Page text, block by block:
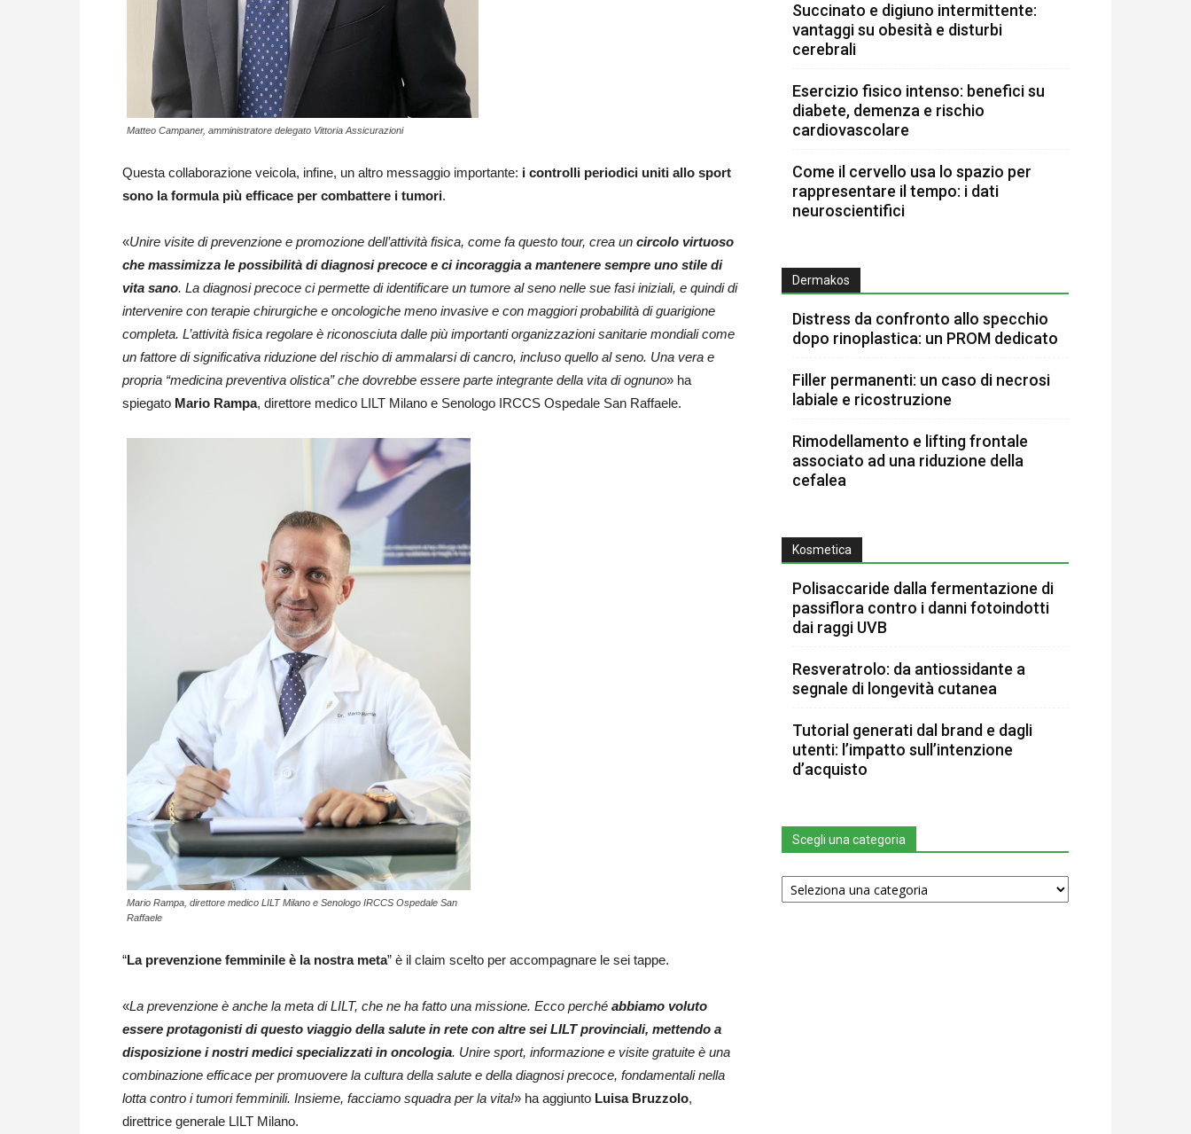
Matteo Campaner, amministratore delegato Vittoria Assicurazioni
Questa collaborazione veicola, infine, un altro messaggio importante: i controlli periodici uniti allo sport
sono la formula più efficace per combattere i tumori.
«Unire visite di prevenzione e promozione dell’attività fisica, come fa questo tour, crea un circolo virtuoso
che massimizza le possibilità di diagnosi precoce e ci incoraggia a mantenere sempre uno stile di
vita sano. La diagnosi precoce ci permette di identificare un tumore al seno nelle sue fasi iniziali, e quindi di
intervenire con terapie chirurgiche e oncologiche meno invasive e con maggiori probabilità di guarigione
completa. L’attività fisica regolare è riconosciuta dalle più importanti organizzazioni sanitarie mondiali come
un fattore di significativa riduzione del rischio di ammalarsi di cancro, incluso quello al seno. Una vera e
propria “medicina preventiva olistica” che dovrebbe essere parte integrante della vita di ognuno» ha
spiegato Mario Rampa, direttore medico LILT Milano e Senologo IRCCS Ospedale San Raffaele.
Mario Rampa, direttore medico LILT Milano e Senologo IRCCS Ospedale San
Raffaele
“La prevenzione femminile è la nostra meta” è il claim scelto per accompagnare le sei tappe.
«La prevenzione è anche la meta di LILT, che ne ha fatto una missione. Ecco perché abbiamo voluto
essere protagonisti di questo viaggio della salute in rete con altre sei LILT provinciali, mettendo a
disposizione i nostri medici specializzati in oncologia. Unire sport, informazione e visite gratuite è una
combinazione efficace per promuovere la cultura della salute e della diagnosi precoce, fondamentali nella
lotta contro i tumori femminili. Insieme, facciamo squadra per la vita!» ha aggiunto Luisa Bruzzolo,
direttrice generale LILT Milano.
Succinato e digiuno intermittente:
vantaggi su obesità e disturbi
cerebrali
Esercizio fisico intenso: benefici su
diabete, demenza e rischio
cardiovascolare
Come il cervello usa lo spazio per
rappresentare il tempo: i dati
neuroscientifici
Dermakos
Distress da confronto allo specchio
dopo rinoplastica: un PROM dedicato
Filler permanenti: un caso di necrosi
labiale e ricostruzione
Rimodellamento e lifting frontale
associato ad una riduzione della
cefalea
Kosmetica
Polisaccaride dalla fermentazione di
passiflora contro i danni fotoindotti
dai raggi UVB
Resveratrolo: da antiossidante a
segnale di longevità cutanea
Tutorial generati dal brand e dagli
utenti: l’impatto sull’intenzione
d’acquisto
Scegli una categoria
Scegli
una